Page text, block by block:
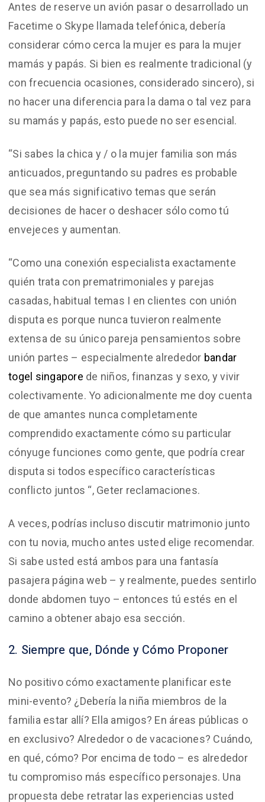
Antes de reserve un avión pasar o desarrollado un
Facetime o Skype llamada telefónica, debería
considerar cómo cerca la mujer es para la mujer
mamás y papás. Si bien es realmente tradicional (y
con frecuencia ocasiones, considerado sincero), si
no hacer una diferencia para la dama o tal vez para
su mamás y papás, esto puede no ser esencial.
“Si sabes la chica y / o la mujer familia son más
anticuados, preguntando su padres es probable
que sea más significativo temas que serán
decisiones de hacer o deshacer sólo como tú
envejeces y aumentan.
“Como una conexión especialista exactamente
quién trata con prematrimoniales y parejas
casadas, habitual temas I en clientes con unión
disputa es porque nunca tuvieron realmente
extensa de su único pareja pensamientos sobre
unión partes – especialmente alrededor bandar
togel singapore de niños, finanzas y sexo, y vivir
colectivamente. Yo adicionalmente me doy cuenta
de que amantes nunca completamente
comprendido exactamente cómo su particular
cónyuge funciones como gente, que podría crear
disputa si todos específico características
conflicto juntos “, Geter reclamaciones.
A veces, podrías incluso discutir matrimonio junto
con tu novia, mucho antes usted elige recomendar.
Si sabe usted está ambos para una fantasía
pasajera página web – y realmente, puedes sentirlo
donde abdomen tuyo – entonces tú estés en el
camino a obtener abajo esa sección.
2. Siempre que, Dónde y Cómo Proponer
No positivo cómo exactamente planificar este
mini-evento? ¿Debería la niña miembros de la
familia estar allí? Ella amigos? En áreas públicas o
en exclusivo? Alrededor o de vacaciones? Cuándo,
en qué, cómo? Por encima de todo – es alrededor
tu compromiso más específico personajes. Una
propuesta debe retratar las experiencias usted